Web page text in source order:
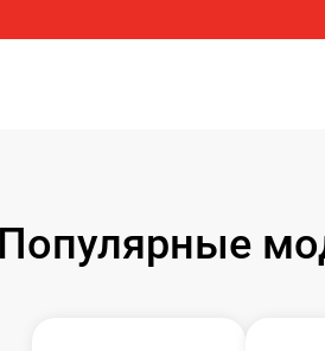
Популярные